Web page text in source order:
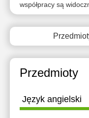
współpracy są
Przedmioty
Język angielski
Brak
dostępnych
terminów
Brak
dostępnych
terminów